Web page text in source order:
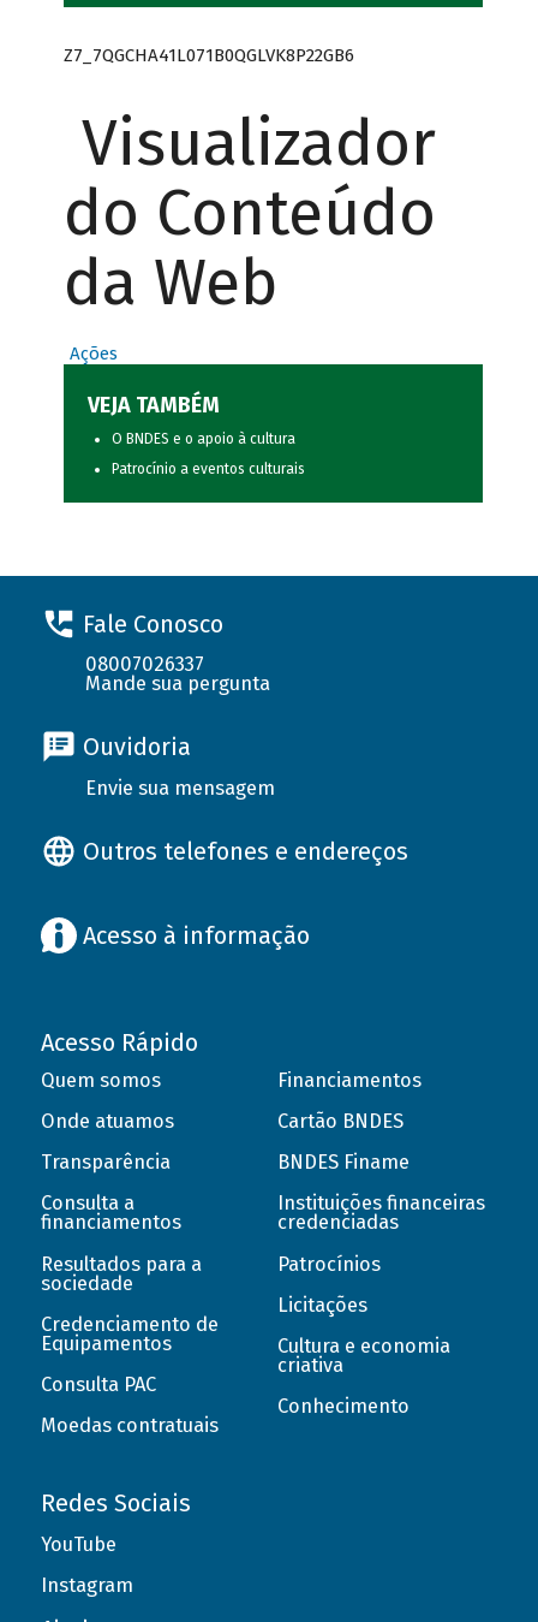
Z7_7QGCHA41L071B0QGLVK8P22GB6
Visualizador
do Conteúdo
da Web
Ações
VEJA TAMBÉM
O BNDES e o apoio à cultura
Patrocínio a eventos culturais
Fale Conosco
08007026337
Mande sua pergunta
Ouvidoria
Envie sua mensagem
Outros telefones e endereços
Acesso à informação
Acesso Rápido
Quem somos
Onde atuamos
Transparência
Consulta a
financiamentos
Resultados para a
sociedade
Credenciamento de
Equipamentos
Consulta PAC
Moedas contratuais
Financiamentos
Cartão BNDES
BNDES Finame
Instituições financeiras
credenciadas
Patrocínios
Licitações
Cultura e economia
criativa
Conhecimento
Redes Sociais
YouTube
Instagram